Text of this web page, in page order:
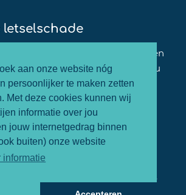
aan onze website nóg
persoonlijker te maken zetten
Met deze cookies kunnen wij
informatie over jou
jouw internetgedrag binnen
buiten) onze website
informatie
kan jij je zaak bij ons aanmelden
werkdag nog contact met jou
Webdesign &